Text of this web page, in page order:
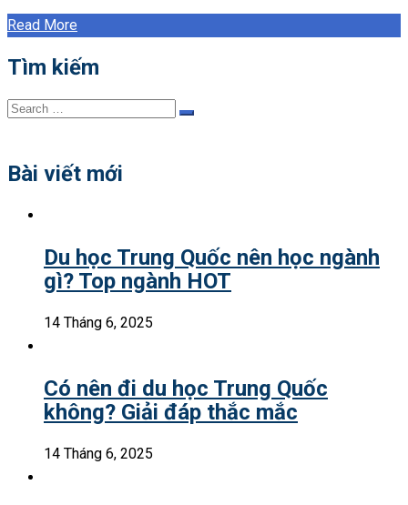
Read More
Tìm kiếm
Search
Search
Bài viết mới
Du học Trung Quốc nên học ngành
gì? Top ngành HOT
14 Tháng 6, 2025
Có nên đi du học Trung Quốc
không? Giải đáp thắc mắc
14 Tháng 6, 2025